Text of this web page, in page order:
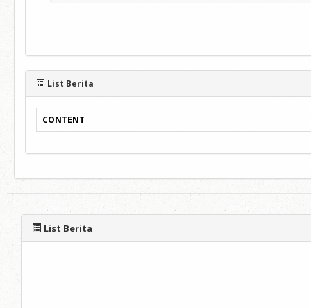
List Berita
CONTENT
List Berita